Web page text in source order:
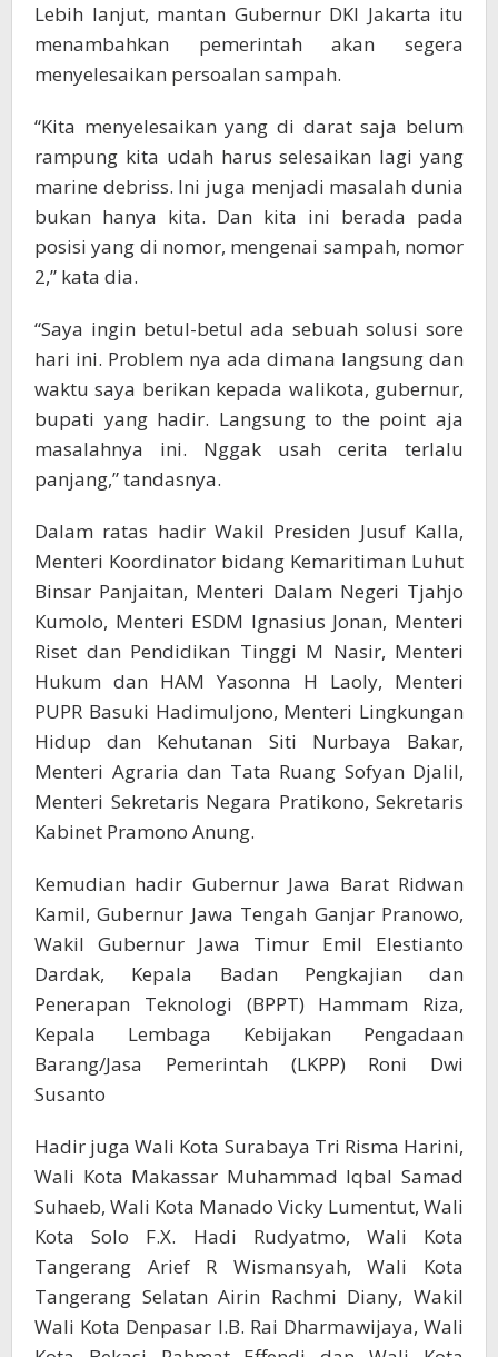
Lebih lanjut, mantan Gubernur DKI Jakarta itu
menambahkan pemerintah akan segera
menyelesaikan persoalan sampah.
“Kita menyelesaikan yang di darat saja belum
rampung kita udah harus selesaikan lagi yang
marine debriss. Ini juga menjadi masalah dunia
bukan hanya kita. Dan kita ini berada pada
posisi yang di nomor, mengenai sampah, nomor
2,” kata dia.
“Saya ingin betul-betul ada sebuah solusi sore
hari ini. Problem nya ada dimana langsung dan
waktu saya berikan kepada walikota, gubernur,
bupati yang hadir. Langsung to the point aja
masalahnya ini. Nggak usah cerita terlalu
panjang,” tandasnya.
Dalam ratas hadir Wakil Presiden Jusuf Kalla,
Menteri Koordinator bidang Kemaritiman Luhut
Binsar Panjaitan, Menteri Dalam Negeri Tjahjo
Kumolo, Menteri ESDM Ignasius Jonan, Menteri
Riset dan Pendidikan Tinggi M Nasir, Menteri
Hukum dan HAM Yasonna H Laoly, Menteri
PUPR Basuki Hadimuljono, Menteri Lingkungan
Hidup dan Kehutanan Siti Nurbaya Bakar,
Menteri Agraria dan Tata Ruang Sofyan Djalil,
Menteri Sekretaris Negara Pratikono, Sekretaris
Kabinet Pramono Anung.
Kemudian hadir Gubernur Jawa Barat Ridwan
Kamil, Gubernur Jawa Tengah Ganjar Pranowo,
Wakil Gubernur Jawa Timur Emil Elestianto
Dardak, Kepala Badan Pengkajian dan
Penerapan Teknologi (BPPT) Hammam Riza,
Kepala Lembaga Kebijakan Pengadaan
Barang/Jasa Pemerintah (LKPP) Roni Dwi
Susanto
Hadir juga Wali Kota Surabaya Tri Risma Harini,
Wali Kota Makassar Muhammad Iqbal Samad
Suhaeb, Wali Kota Manado Vicky Lumentut, Wali
Kota Solo F.X. Hadi Rudyatmo, Wali Kota
Tangerang Arief R Wismansyah, Wali Kota
Tangerang Selatan Airin Rachmi Diany, Wakil
Wali Kota Denpasar I.B. Rai Dharmawijaya, Wali